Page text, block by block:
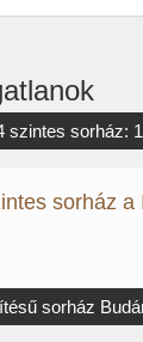
szintes sorház:
sorház
sorház